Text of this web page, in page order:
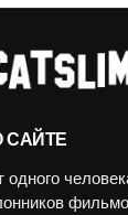
САЙТЕ